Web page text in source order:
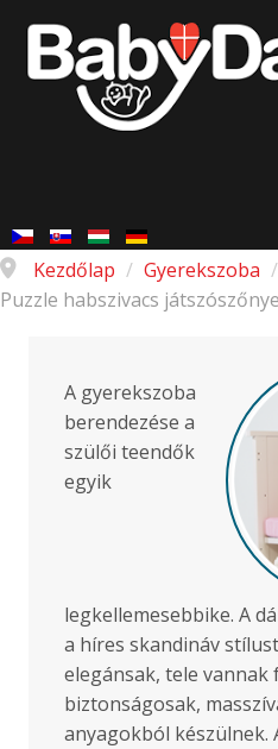
Kezdőlap / Gyerekszoba /
Puzzle habszivacs
A gyerekszoba
berendezése a
szülői teendők
egyik
legkellemesebbike. A
a híres skandináv
elegánsak, tele vannak
biztonságosak,
anyagokból készülnek.